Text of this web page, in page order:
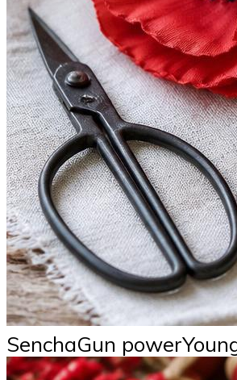
SenchaGun